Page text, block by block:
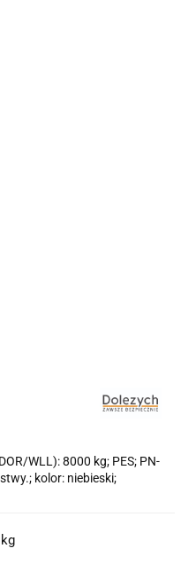
WLL): 8000 kg; PES; PN-
kolor: niebieski;